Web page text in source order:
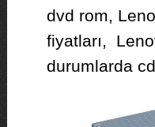
dvd rom,
fiyatları,
durumlarda